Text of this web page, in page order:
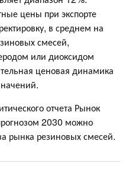
цены при экспорте
в среднем на
смесей,
или диоксидом
ценовая динамика
отчета Рынок
2030 можно
рынка резиновых смесей.